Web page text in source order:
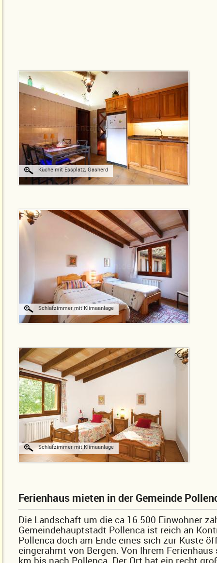
Küche mit Essplatz, Gasherd
Schlafzimmer mit Klimaanlage
Schlafzimmer mit Klimaanlage
Ferienhaus mieten in der Gemeinde
Die Landschaft um die ca 16.500 Einwohner
Gemeindehauptstadt Pollenca ist reich an
Pollenca doch am Ende eines sich zur Küste
eingerahmt von Bergen. Von Ihrem Ferienhaus
km bis nach Pollenca. Der Ort hat ein recht